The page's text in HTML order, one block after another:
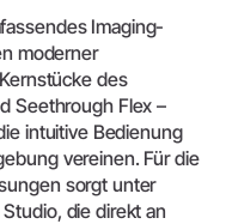
Imaging-
moderner
des
Seethrough Flex –
intuitive Bedienung
vereinen. Für die
sorgt unter
die direkt an